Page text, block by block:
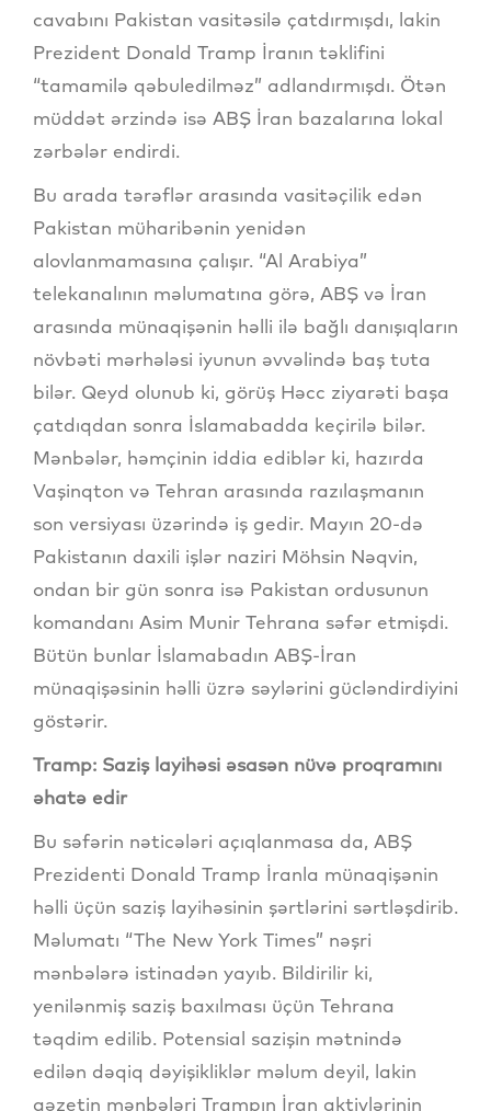
cavabını Pakistan vasitəsilə çatdırmışdı, lakin
Prezident Donald Tramp İranın təklifini
“tamamilə qəbuledilməz” adlandırmışdı. Ötən
müddət ərzində isə ABŞ İran bazalarına lokal
zərbələr endirdi.
Bu arada tərəflər arasında vasitəçilik edən
Pakistan müharibənin yenidən
alovlanmamasına çalışır. “Al Arabiya”
telekanalının məlumatına görə, ABŞ və İran
arasında münaqişənin həlli ilə bağlı danışıqların
növbəti mərhələsi iyunun əvvəlində baş tuta
bilər. Qeyd olunub ki, görüş Həcc ziyarəti başa
çatdıqdan sonra İslamabadda keçirilə bilər.
Mənbələr, həmçinin iddia ediblər ki, hazırda
Vaşinqton və Tehran arasında razılaşmanın
son versiyası üzərində iş gedir. Mayın 20-də
Pakistanın daxili işlər naziri Möhsin Nəqvin,
ondan bir gün sonra isə Pakistan ordusunun
komandanı Asim Munir Tehrana səfər etmişdi.
Bütün bunlar İslamabadın ABŞ-İran
münaqişəsinin həlli üzrə səylərini gücləndirdiyini
göstərir.
Tramp: Saziş layihəsi əsasən nüvə proqramını
əhatə edir
Bu səfərin nəticələri açıqlanmasa da, ABŞ
Prezidenti Donald Tramp İranla münaqişənin
həlli üçün saziş layihəsinin şərtlərini sərtləşdirib.
Məlumatı “The New York Times” nəşri
mənbələrə istinadən yayıb. Bildirilir ki,
yenilənmiş saziş baxılması üçün Tehrana
təqdim edilib. Potensial sazişin mətnində
edilən dəqiq dəyişikliklər məlum deyil, lakin
qəzetin mənbələri Trampın İran aktivlərinin